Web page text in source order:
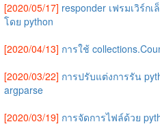
[2020/05/17] responder เฟรมเวิร์ก
โดย python
[2020/04/13] การใช้
[2020/03/22] การปรับแต่งการรัน
argparse
[2020/03/19] การจัดการไฟล์ด้วย